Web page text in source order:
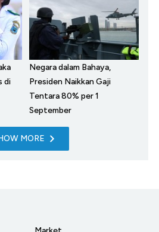
di
Negara dalam Bahaya,
Presiden Naikkan Gaji
Tentara 80% per 1
September
MORE